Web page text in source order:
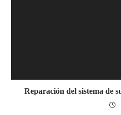
Reparación del sistema de